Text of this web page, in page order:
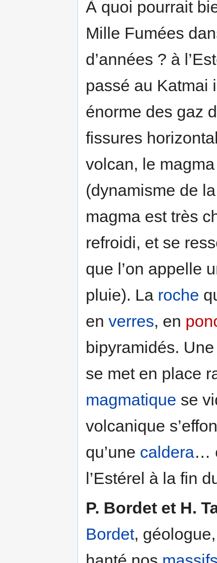
À quoi pourrait
Mille Fumées
d’années ? à
passé au Katmai
énorme des gaz
fissures
volcan, le
(dynamisme de
magma est très
refroidi, et se
que l’on appelle
pluie). La roche
en verres, en
bipyramidés.
se met en place
magmatique se
volcanique
qu’une caldera…
l’Estérel à la fin
P. Bordet et H.
Bordet,